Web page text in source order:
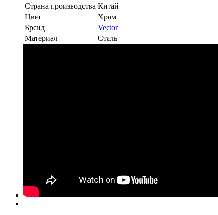
Страна производства Китай
Цвет
Хром
Бренд
Vector
Материал
Сталь